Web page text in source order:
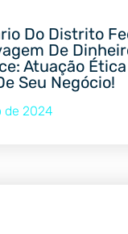
Do Distrito
De
Atuação
Seu Negócio!
de 2024